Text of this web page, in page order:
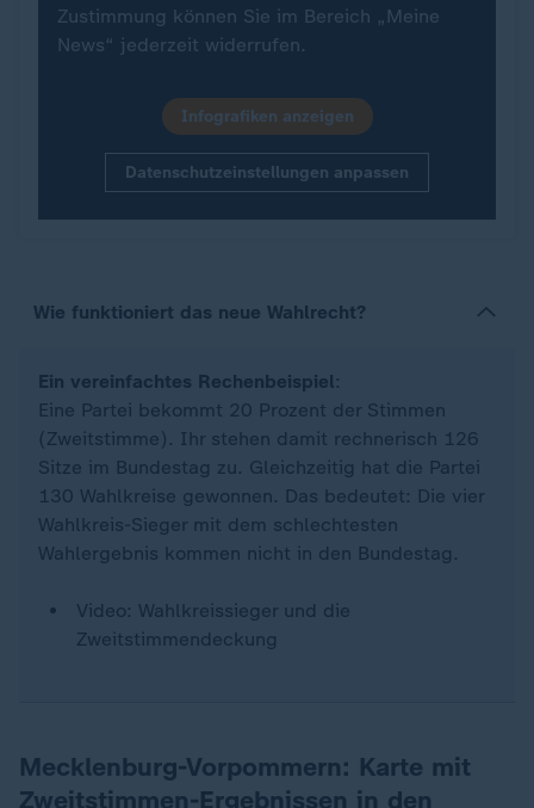
Zustimmung können Sie im Bereich „Meine
News“ jederzeit widerrufen.
Infografiken anzeigen
Datenschutzeinstellungen anpassen
Wie funktioniert das neue Wahlrecht?
Ein vereinfachtes Rechenbeispiel:
Eine Partei bekommt 20 Prozent der Stimmen
(Zweitstimme). Ihr stehen damit rechnerisch 126
Sitze im Bundestag zu. Gleichzeitig hat die Partei
130 Wahlkreise gewonnen. Das bedeutet: Die vier
Wahlkreis-Sieger mit dem schlechtesten
Wahlergebnis kommen nicht in den Bundestag.
Video: Wahlkreissieger und die
Zweitstimmendeckung
Mecklenburg-Vorpommern: Karte mit
Zweitstimmen-Ergebnissen in den